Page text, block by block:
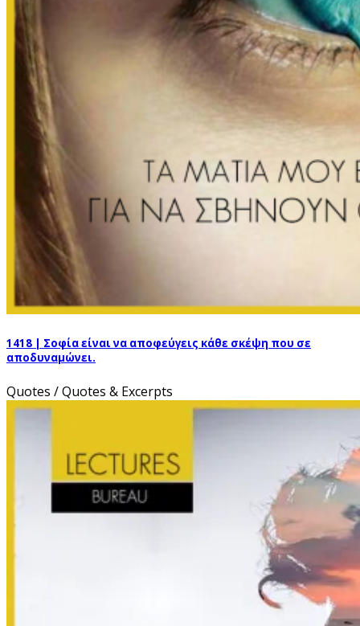
1418 | Σοφία είναι να αποφεύγεις κάθε σκέψη που σε
αποδυναμώνει.
Quotes / Quotes & Excerpts